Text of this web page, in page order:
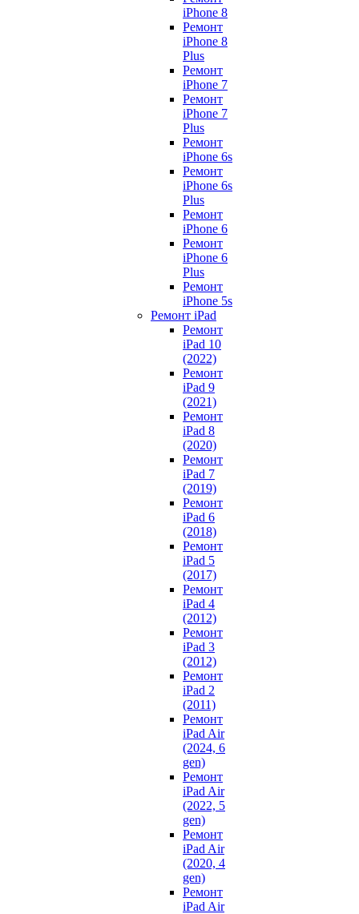
iPhone 8
Ремонт
iPhone 8
Plus
Ремонт
iPhone 7
Ремонт
iPhone 7
Plus
Ремонт
iPhone 6s
Ремонт
iPhone 6s
Plus
Ремонт
iPhone 6
Ремонт
iPhone 6
Plus
Ремонт
iPhone 5s
Ремонт iPad
Ремонт
iPad 10
(2022)
Ремонт
iPad 9
(2021)
Ремонт
iPad 8
(2020)
Ремонт
iPad 7
(2019)
Ремонт
iPad 6
(2018)
Ремонт
iPad 5
(2017)
Ремонт
iPad 4
(2012)
Ремонт
iPad 3
(2012)
Ремонт
iPad 2
(2011)
Ремонт
iPad Air
(2024, 6
gen)
Ремонт
iPad Air
(2022, 5
gen)
Ремонт
iPad Air
(2020, 4
gen)
Ремонт
iPad Air